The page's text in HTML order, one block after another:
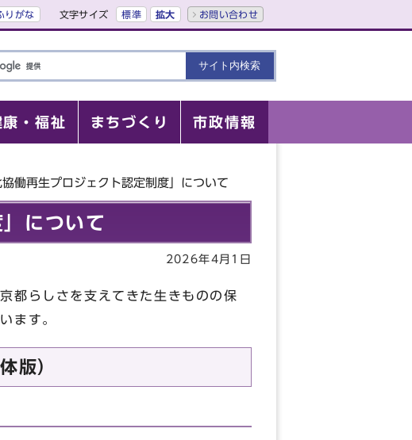
りがな 文字サイズ 標準 拡大 お問い合わせ
康・福祉 まちづくり 市政情報
協働再生プロジェクト認定制度」について
について
2026年4月1日
都らしさを支えてきた生きものの保
ます。
版）